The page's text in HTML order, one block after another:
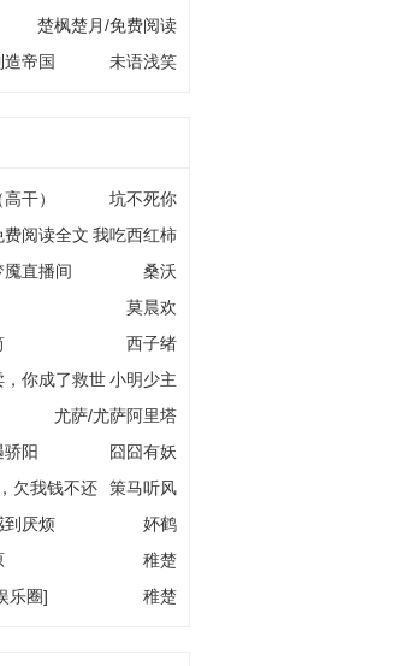
楚枫楚月/免费阅读
未语浅笑
帝国
坑不死你
干）
我吃西红柿
阅读全文
桑沃
直播间
莫晨欢
西子绪
小明少主
，你成了救世
尤萨/尤萨阿里塔
囧囧有妖
骄阳
策马听风
欠我钱不还
妚鹤
到厌烦
稚楚
稚楚
乐圈]